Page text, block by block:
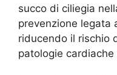
succo di ciliegia
prevenzione legata
riducendo il rischio
patologie cardiache